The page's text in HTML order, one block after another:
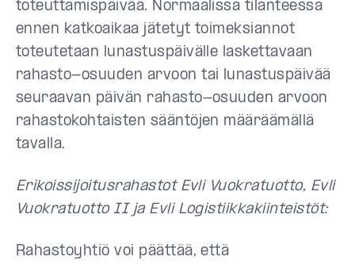
toteuttamispäivää. Normaalissa tilanteessa
ennen katkoaikaa jätetyt toimeksiannot
toteutetaan lunastuspäivälle laskettavaan
rahasto-osuuden arvoon tai lunastuspäivää
seuraavan päivän rahasto-osuuden arvoon
rahastokohtaisten sääntöjen määräämällä
tavalla.
Erikoissijoitusrahastot Evli Vuokratuotto, Evli
Vuokratuotto II ja Evli Logistiikkakiinteistöt:
Rahastoyhtiö voi päättää, että